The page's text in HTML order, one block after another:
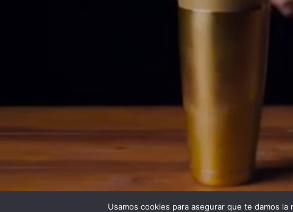
Usamos cookies para asegurar que te damos